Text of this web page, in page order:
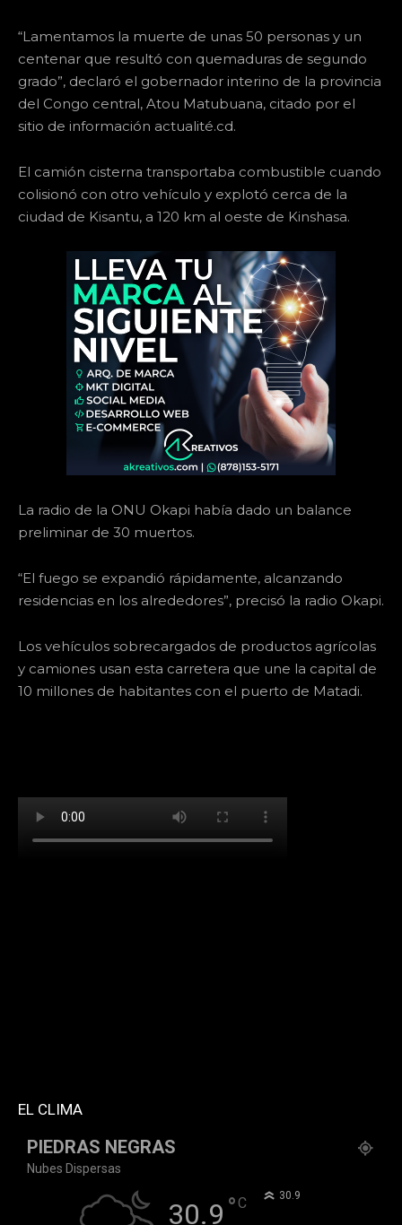
“Lamentamos la muerte de unas 50 personas y un
centenar que resultó con quemaduras de segundo
grado”, declaró el gobernador interino de la provincia
del Congo central, Atou Matubuana, citado por el
sitio de información actualité.cd.
El camión cisterna transportaba combustible cuando
colisionó con otro vehículo y explotó cerca de la
ciudad de Kisantu, a 120 km al oeste de Kinshasa.
La radio de la ONU Okapi había dado un balance
preliminar de 30 muertos.
“El fuego se expandió rápidamente, alcanzando
residencias en los alrededores”, precisó la radio Okapi.
Los vehículos sobrecargados de productos agrícolas
y camiones usan esta carretera que une la capital de
10 millones de habitantes con el puerto de Matadi.
EL CLIMA
PIEDRAS NEGRAS
Nubes Dispersas
30.9 °C 30.9